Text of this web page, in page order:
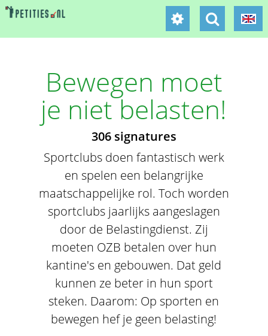
Bewegen moet
je niet belasten!
306 signatures
Sportclubs doen fantastisch werk
en spelen een belangrijke
maatschappelijke rol. Toch worden
sportclubs jaarlijks aangeslagen
door de Belastingdienst. Zij
moeten OZB betalen over hun
kantine's en gebouwen. Dat geld
kunnen ze beter in hun sport
steken. Daarom: Op sporten en
bewegen hef je geen belasting!